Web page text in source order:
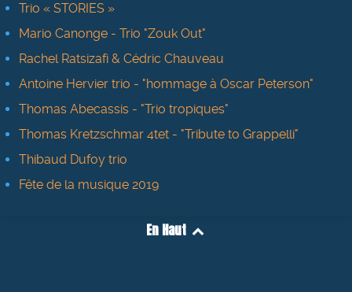
Trio « STORIES »
Mario Canonge - Trio "Zouk Out"
Rachel Ratsizafi & Cédric Chauveau
Antoine Hervier trio - "hommage à Oscar Peterson"
Thomas Abecassis - "Trio tropiques"
Thomas Kretzschmar 4tet - "Tribute to Grappelli"
Thibaud Dufoy trio
Fête de la musique 2019
En Haut